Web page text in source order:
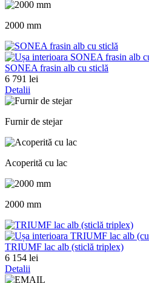
2000 mm
SONEA frasin alb cu sticlă
6 791 lei
Detalii
Furnir de stejar
Acoperită cu lac
2000 mm
TRIUMF lac alb (sticlă triplex)
6 154 lei
Detalii